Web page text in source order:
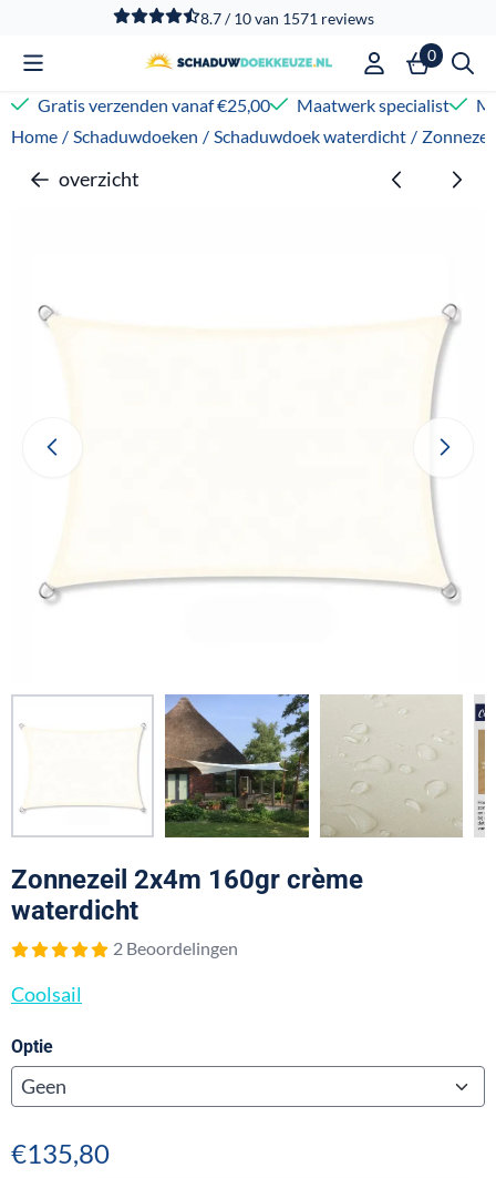
Cookievoorkeuren zijn beschikbaar. Kies instellingen of
8.7 / 10van 1571 reviews
0
Gratis verzenden vanaf €25,00 Maatwerk specialist
Home / Schaduwdoeken / Schaduwdoek waterdicht /
overzicht
Zonnezeil 2x4m 160gr crème
waterdicht
2 Beoordelingen
Coolsail
Optie
€135,80